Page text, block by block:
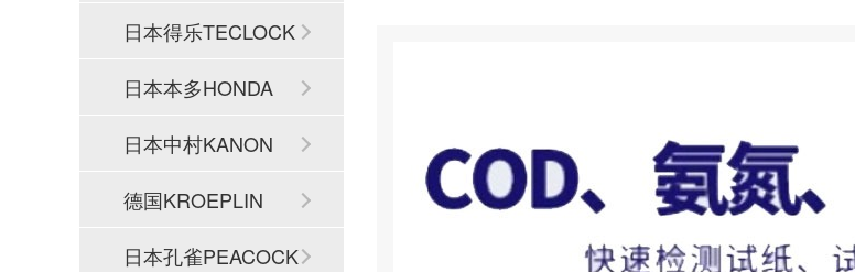
日本得乐TECLOCK
日本本多HONDA
日本中村KANON
德国KROEPLIN
日本孔雀PEACOCK